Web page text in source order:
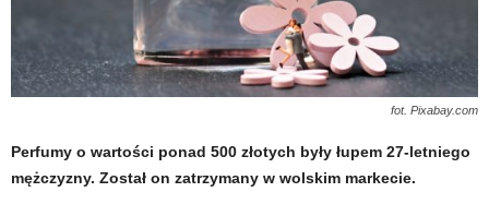
fot. Pixabay.com
Perfumy o wartości ponad 500 złotych były łupem 27-letniego
mężczyzny. Został on zatrzymany w wolskim markecie.